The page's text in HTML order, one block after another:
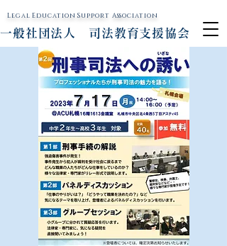
一般社団法人 司法教育支援協会
Legal EducationSupport Association